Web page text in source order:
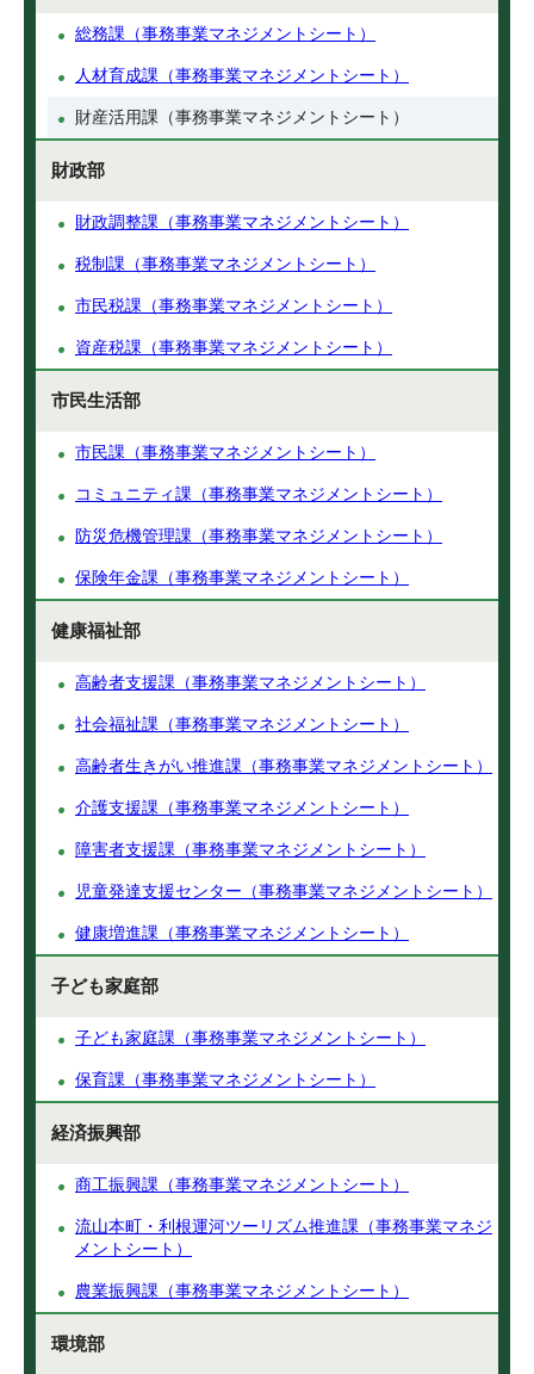
総務課（事務事業マネジメントシート）
人材育成課（事務事業マネジメントシート）
財産活用課（事務事業マネジメントシート）
財政部
財政調整課（事務事業マネジメントシート）
税制課（事務事業マネジメントシート）
市民税課（事務事業マネジメントシート）
資産税課（事務事業マネジメントシート）
市民生活部
市民課（事務事業マネジメントシート）
コミュニティ課（事務事業マネジメントシート）
防災危機管理課（事務事業マネジメントシート）
保険年金課（事務事業マネジメントシート）
健康福祉部
高齢者支援課（事務事業マネジメントシート）
社会福祉課（事務事業マネジメントシート）
高齢者生きがい推進課（事務事業マネジメントシート）
介護支援課（事務事業マネジメントシート）
障害者支援課（事務事業マネジメントシート）
児童発達支援センター（事務事業マネジメントシート）
健康増進課（事務事業マネジメントシート）
子ども家庭部
子ども家庭課（事務事業マネジメントシート）
保育課（事務事業マネジメントシート）
経済振興部
商工振興課（事務事業マネジメントシート）
流山本町・利根運河ツーリズム推進課（事務事業マネジ
メントシート）
農業振興課（事務事業マネジメントシート）
環境部